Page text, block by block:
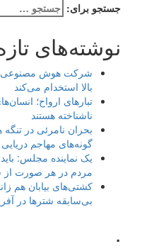
جستجو برای:
نوشته‌های
شرکت هوش مصنوعی
بالا استخدام می‌کند
تبارهای ارواح؛
ناشناخته هستند
بحران نامرئی در
گونه‌های مهاجم
یک نماینده مجلس:
مردم در هر صورت از
کشتی‌های بیابان هم
بی‌سابقه شترها در
.